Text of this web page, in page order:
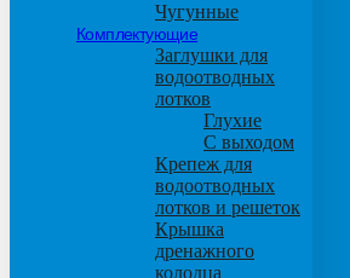
Чугунные
Комплектующие
Заглушки для
водоотводных
лотков
Глухие
С выходом
Крепеж для
водоотводных
лотков и решеток
Крышка
дренажного
колодца